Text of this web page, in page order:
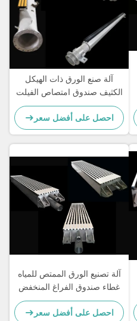
آلة صنع الورق ذات الهيكل
الكثيف صندوق امتصاص الفيلت
ذو السطح العالي Sicer Si3N4
احصل على أفضل سعر
آلة تصنيع الورق الممتص للمياه
غطاء صندوق الفراغ المنخفض
ODM
احصل على أفضل سعر